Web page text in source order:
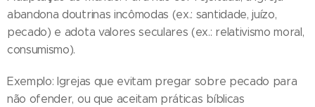
abandona doutrinas incômodas (ex.: santidade, juízo,
pecado) e adota valores seculares (ex.: relativismo moral,
consumismo).
Exemplo: Igrejas que evitam pregar sobre pecado para
não ofender, ou que aceitam práticas bíblicas